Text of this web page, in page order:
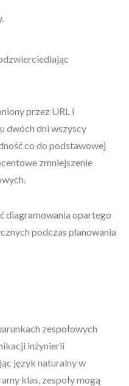
przez URL i
dwóch dni wszyscy
co do podstawowej
zmniejszenie
diagramowania opartego
podczas planowania
zespołowych
inżynierii
język naturalny w
klas, zespoły mogą